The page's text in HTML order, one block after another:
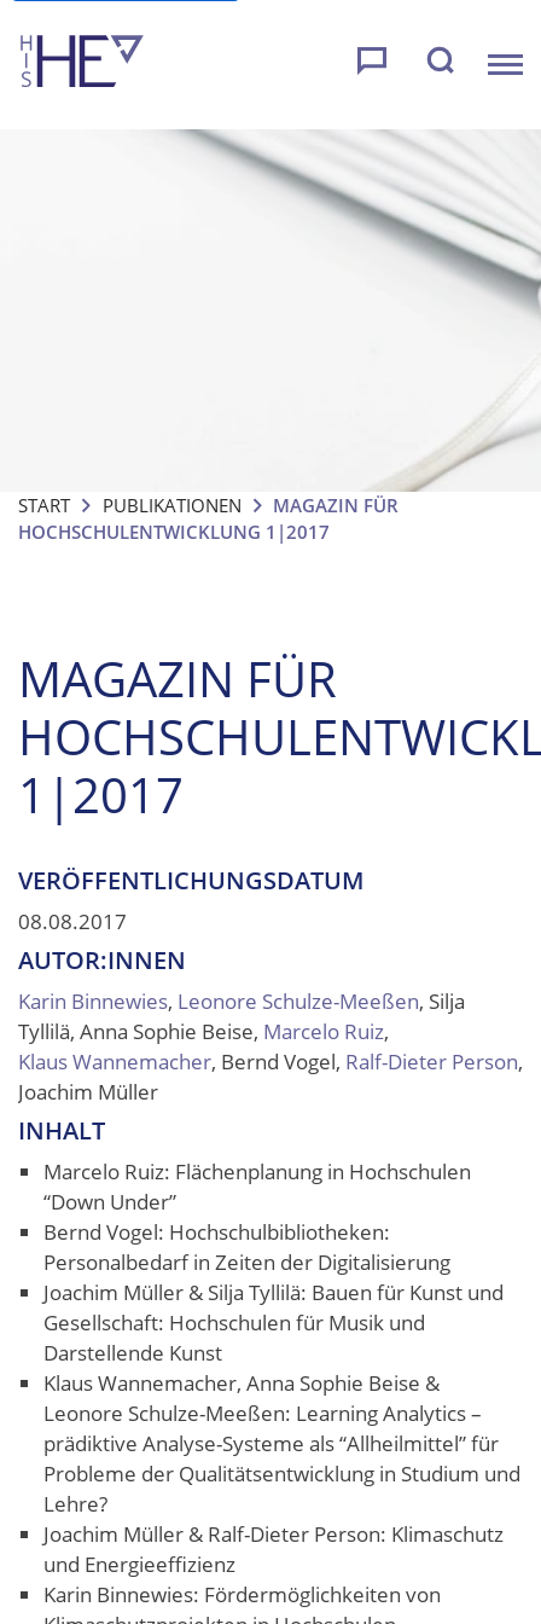
START PUBLIKATIONEN
MAGAZIN FÜR
HOCHSCHULENTWICKLUNG 1|2017
MAGAZIN FÜR
1|2017
VERÖFFENTLICHUNGSDATUM
08.08.2017
AUTOR:INNEN
Karin Binnewies, Leonore Schulze-Meeßen, Silja
Tyllilä, Anna Sophie Beise, Marcelo Ruiz,
Klaus Wannemacher, Bernd Vogel, Ralf-Dieter Person,
Joachim Müller
INHALT
Marcelo Ruiz: Flächenplanung in Hochschulen
“Down Under”
Bernd Vogel: Hochschulbibliotheken:
Personalbedarf in Zeiten der Digitalisierung
Joachim Müller & Silja Tyllilä: Bauen für Kunst und
Gesellschaft: Hochschulen für Musik und
Darstellende Kunst
Klaus Wannemacher, Anna Sophie Beise &
Leonore Schulze-Meeßen: Learning Analytics –
prädiktive Analyse-Systeme als “Allheilmittel” für
Probleme der Qualitätsentwicklung in Studium und
Lehre?
Joachim Müller & Ralf-Dieter Person: Klimaschutz
und Energieeffizienz
Karin Binnewies: Fördermöglichkeiten von